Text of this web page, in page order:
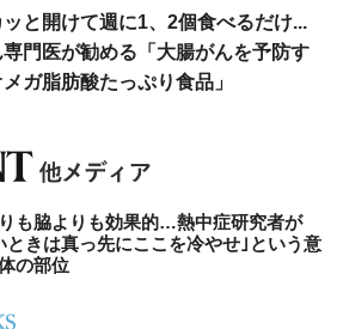
と開けて週に1、2個食べるだけ...
門医が勧める「大腸がんを予防す
ガ脂肪酸たっぷり食品」
も脇よりも効果的…熱中症研究者が
ときは真っ先にここを冷やせ｣という意
の部位